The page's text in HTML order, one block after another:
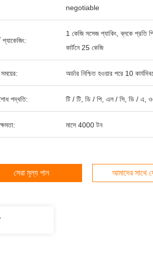
negotiable
প্যাকেজিং:
1 কেজি সসেজ প্যাকিং, ব্লকে প্রতি
কার্টনে 25 কেজি
অর্ডার নিশ্চিত হওয়ার পরে 10
পদ্ধতি: টি / টি, ডি / পি, এল / সি, ডি / এ,
মাসে 4000 টন
সেরা মূল্য পান আমাদের সাথে